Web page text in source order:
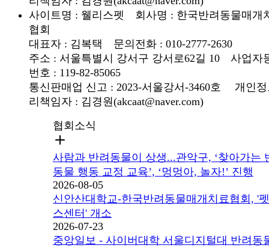
사이트명 : 웰리스펫 회사명 : 한국반려동물매개
협회
대표자 : 김복택 문의전화 : 010-2777-2630
주소 : 서울특별시 강서구 강서로62길 10 사업자
번호 : 119-82-85065
통신판매업 신고 : 2023-서울강서-3460호 개인
리책임자 : 김경원(akcaat@naver.com)
협회소식
사람과 반려동물이 상생...관악구, ‘찾아가는
동물 행동 교정 교육’, ‘멍멍아, 놀자!’ 진행
2026-08-05
신안산대학교-한국반려동물매개치료협회, '
스센터' 개소
2026-07-23
중앙일보 - 사이버대학 서울디지털대 반려동